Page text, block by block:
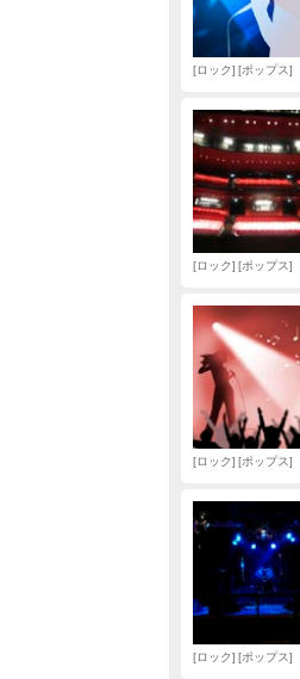
ロック ポップス
ロック ポップス
ロック ポップス
ロック ポップス